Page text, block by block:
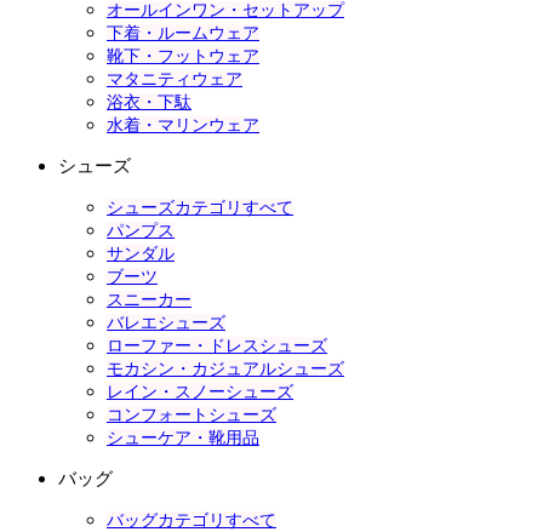
オールインワン・セットアップ
下着・ルームウェア
靴下・フットウェア
マタニティウェア
浴衣・下駄
水着・マリンウェア
シューズ
シューズカテゴリすべて
パンプス
サンダル
ブーツ
スニーカー
バレエシューズ
ローファー・ドレスシューズ
モカシン・カジュアルシューズ
レイン・スノーシューズ
コンフォートシューズ
シューケア・靴用品
バッグ
バッグカテゴリすべて